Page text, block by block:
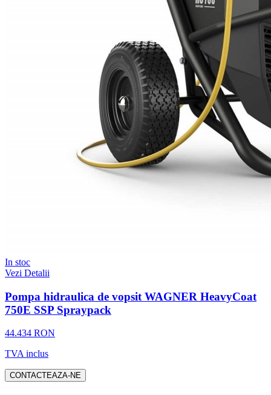
In stoc
Vezi Detalii
Pompa hidraulica de vopsit WAGNER HeavyCoat
750E SSP Spraypack
44.434 RON
TVA inclus
CONTACTEAZA-NE